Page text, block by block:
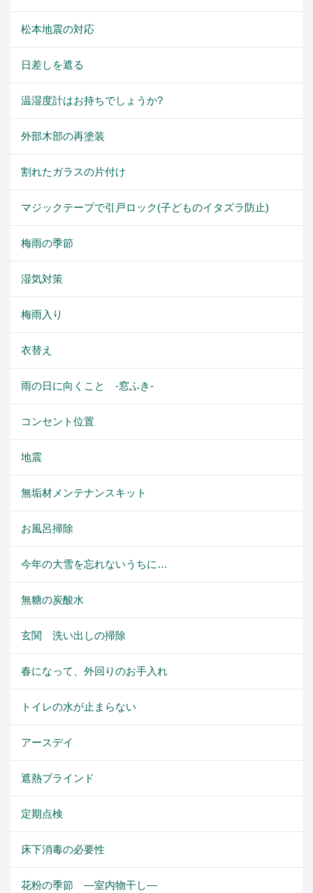
松本地震の対応
日差しを遮る
温湿度計はお持ちでしょうか?
外部木部の再塗装
割れたガラスの片付け
マジックテープで引戸ロック(子どものイタズラ防止)
梅雨の季節
湿気対策
梅雨入り
衣替え
雨の日に向くこと -窓ふき-
コンセント位置
地震
無垢材メンテナンスキット
お風呂掃除
今年の大雪を忘れないうちに…
無糖の炭酸水
玄関 洗い出しの掃除
春になって、外回りのお手入れ
トイレの水が止まらない
アースデイ
遮熱ブラインド
定期点検
床下消毒の必要性
花粉の季節 ―室内物干し―